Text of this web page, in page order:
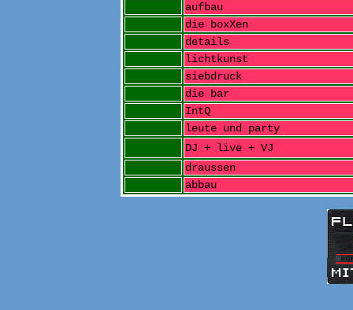
aufbau
die boxXen
details
lichtkunst
siebdruck
die bar
IntQ
leute und party
DJ + live + VJ
draussen
abbau